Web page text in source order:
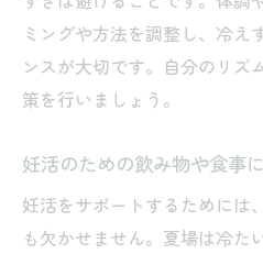
ミングや方法を調整し、冷え
ンスが大切です。自分のリズ
策を行いましょう。
妊活のための飲み物や食事
妊活をサポートするためには
も欠かせません。夏場は冷た